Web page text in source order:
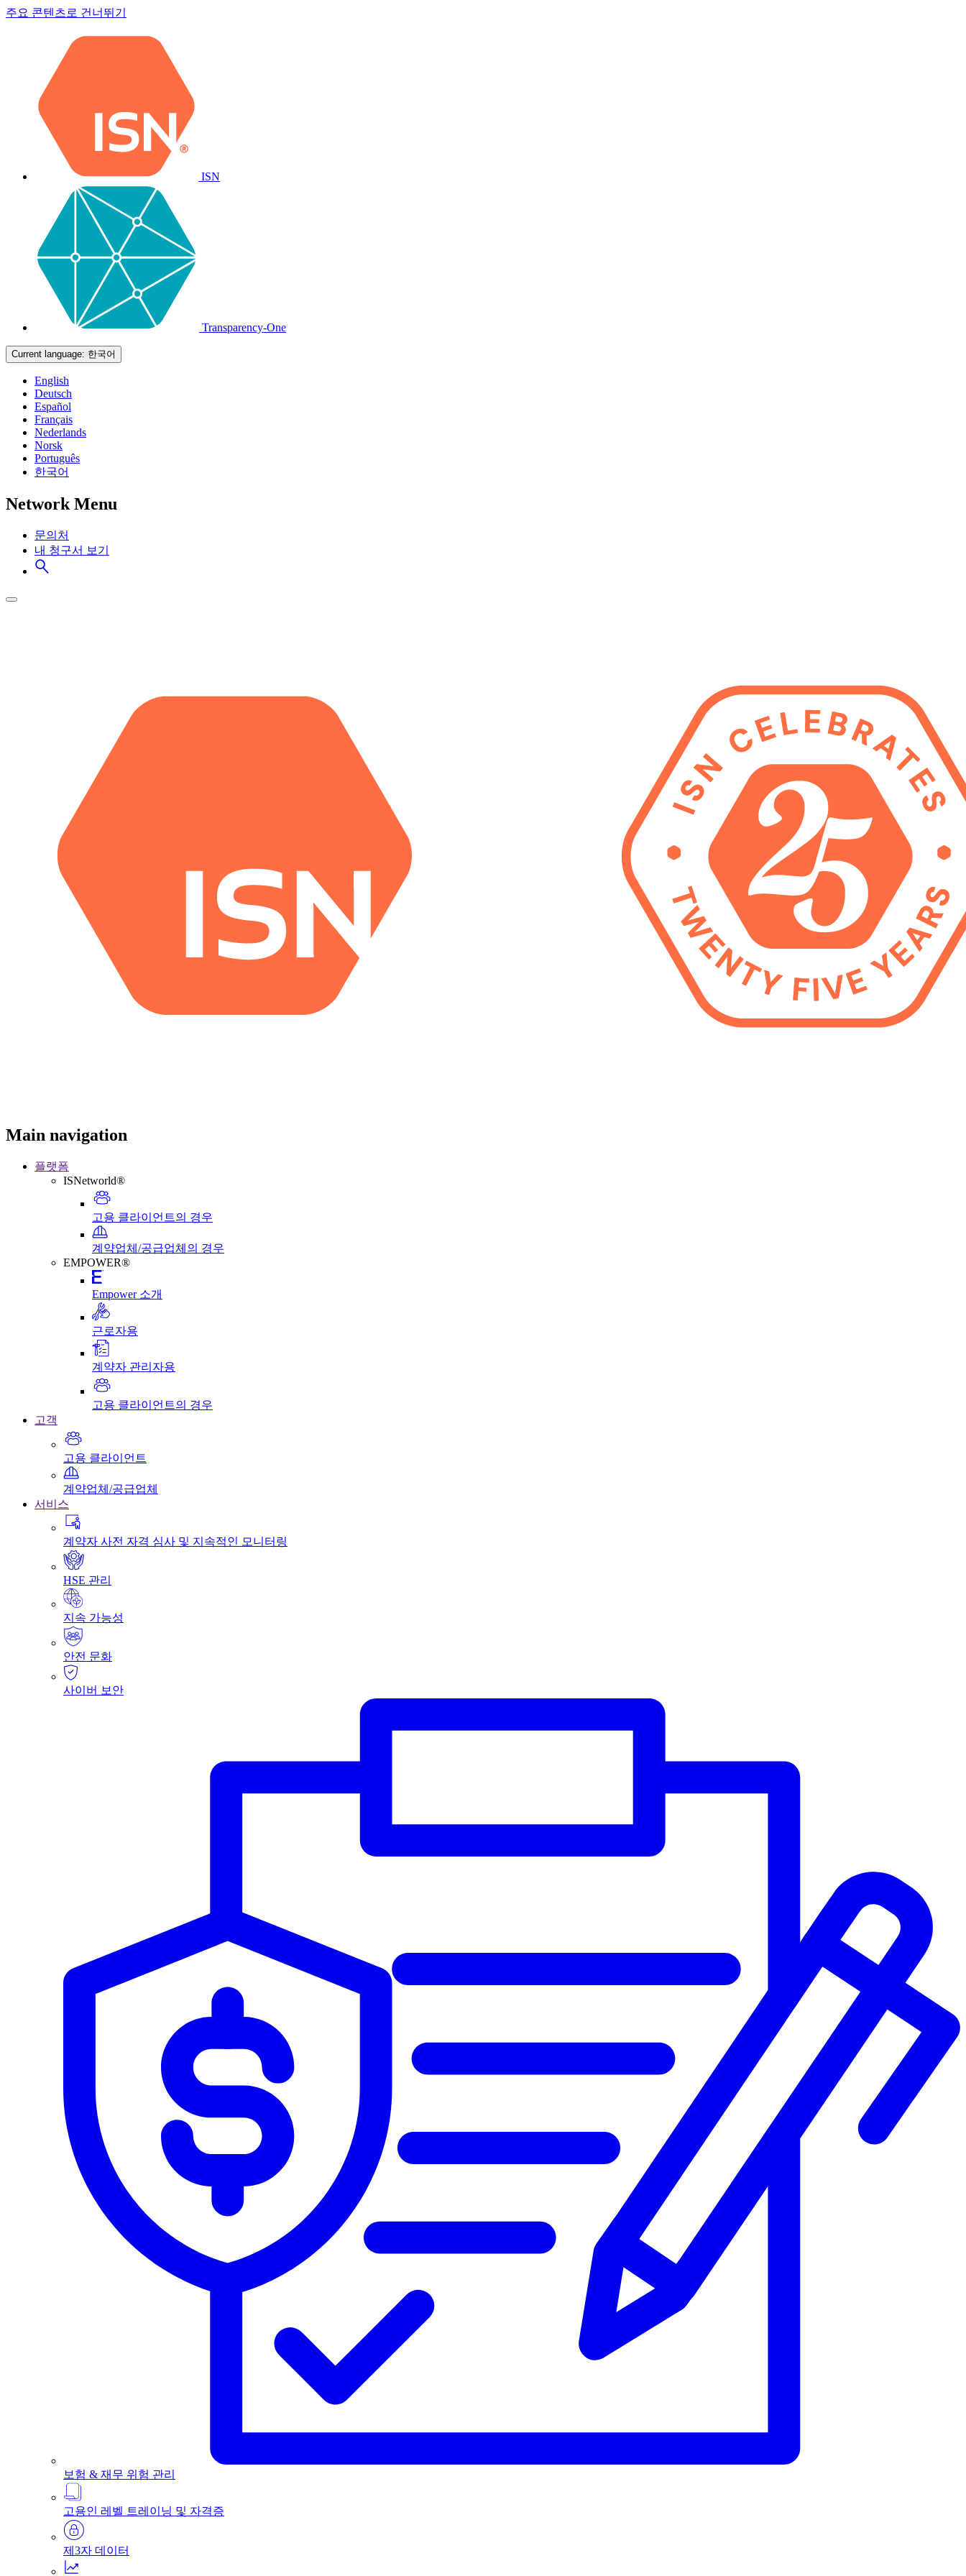
주요 콘텐츠로 건너뛰기
ISN
Transparency-One
Current language: 한국어
English
Deutsch
Español
Français
Nederlands
Norsk
Português
한국어
Network Menu
문의처
내 청구서 보기
Main navigation
플랫폼
ISNetworld®
고용 클라이언트의 경우
계약업체/공급업체의 경우
EMPOWER®
Empower 소개
근로자용
계약자 관리자용
고용 클라이언트의 경우
고객
고용 클라이언트
계약업체/공급업체
서비스
계약자 사전 자격 심사 및 지속적인 모니터링
HSE 관리
지속 가능성
안전 문화
사이버 보안
보험 & 재무 위험 관리
고용인 레벨 트레이닝 및 자격증
제3자 데이터